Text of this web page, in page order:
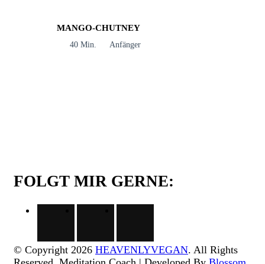
MANGO-CHUTNEY
40 Min. Anfänger
FOLGT MIR GERNE:
© Copyright 2026 HEAVENLYVEGAN. All Rights